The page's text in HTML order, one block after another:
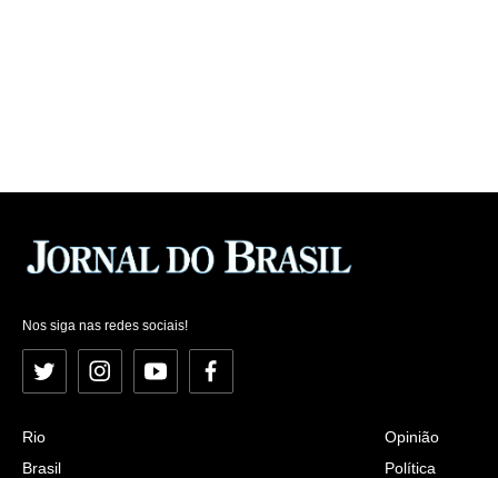
Nos siga nas redes sociais!
Twitter InstagramYouTubeFacebook
Rio
Brasil
Opinião
Política